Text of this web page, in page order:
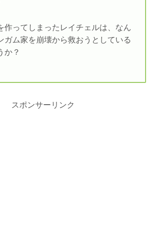
作ってしまったレイチェルは、なん
ガム家を崩壊から救おうとしている
？
スポンサーリンク